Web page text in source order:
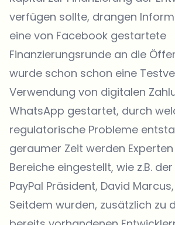
verfügen sollte, drangen
eine von Facebook gestartete
Finanzierungsrunde an die
wurde schon schon eine
Verwendung von digitalen
WhatsApp gestartet, durch
regulatorische Probleme
geraumer Zeit werden
Bereiche eingestellt, wie z.B.
PayPal Präsident, David
Seitdem wurden, zusätzlich zu